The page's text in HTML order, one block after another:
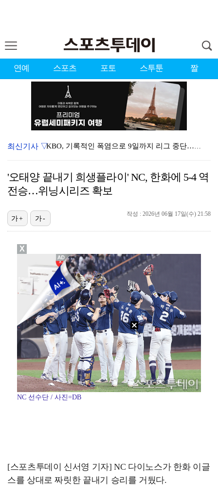
연예 스포츠 포토 스투툰 짤
KBO, 기록적인 폭염으로 9일까지 리그 중단…내달 6…
이강인, 드디어 아틀레티코 선수단과 만났다…시메오네 감…
"우산으로 때려"vs"그런 적 없다"…23기 부부 엇갈…
청문회부터 압수수색·심판 성접대 의혹까지…월드컵 탈락이…
박문성 "축구협회 성접대 의혹? 사실이면 국제 망신…사…
최신기사 ▽
'오태양 끝내기 희생플라이' NC, 한화에 5-4 역
전승…위닝시리즈 확보
작성 : 2026년 06월 17일(수) 21:58
가+ 가-
NC 선수단 / 사진=DB
[스포츠투데이 신서영 기자] NC 다이노스가 한화 이글
스를 상대로 짜릿한 끝내기 승리를 거뒀다.
X